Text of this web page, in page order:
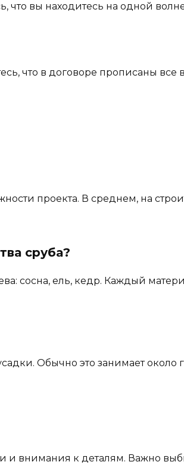
вы находитесь на одной
что в договоре прописаны
проекта. В среднем, на
сруба?
сосна, ель, кедр. Каждый
Обычно это занимает около
и внимания к деталям. Важно